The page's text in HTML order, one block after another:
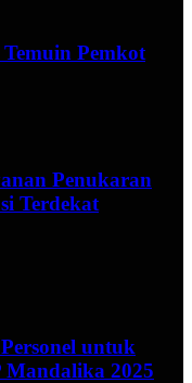
Pemkot
Penukaran
Terdekat
untuk
Mandalika 2025